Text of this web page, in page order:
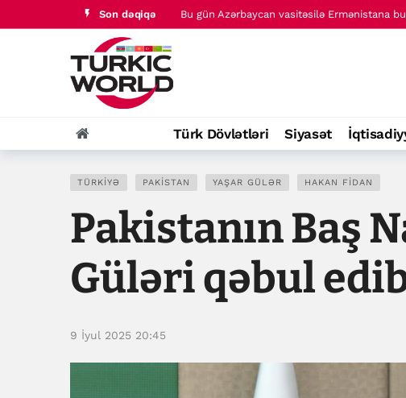
Son dəqiqə Bu gün Azərbaycan vasitəsilə Ermənistana
Türk Dövlətləri Siyasət
TÜRKIYƏ PAKISTAN YAŞAR GÜLƏR HAKAN FIDAN
Pakistanın Baş
Güləri qəbul
9 İyul 2025 20:45